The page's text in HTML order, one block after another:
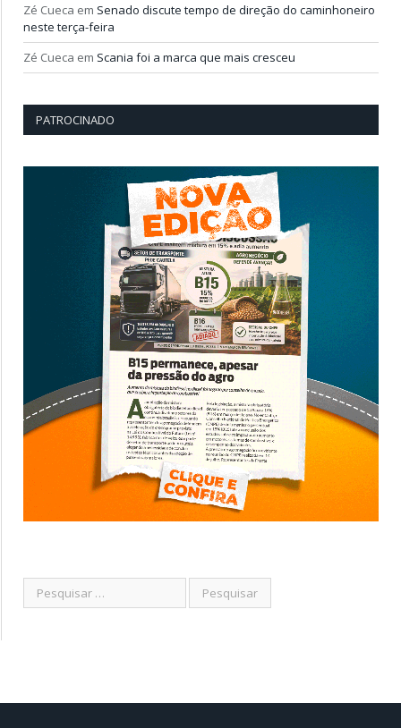
Zé Cueca em Senado discute tempo de direção do caminhoneiro
neste terça-feira
Zé Cueca em Scania foi a marca que mais cresceu
PATROCINADO